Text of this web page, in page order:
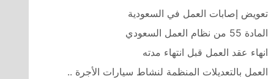
تعويض إصابات العمل في السعودية
المادة 55 من نظام العمل السعودي
انهاء عقد العمل قبل انتهاء مدته
العمل بالتعديلات المنظمة لنشاط سيارات الأجرة ..